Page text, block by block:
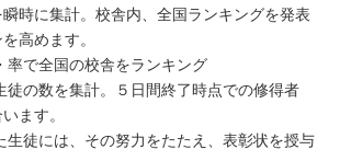
時に集計。校舎内、全国ランキングを発表
高めます。
で全国の校舎をランキング
の数を集計。５日間終了時点での修得者
ます。
徒には、その努力をたたえ、表彰状を授与